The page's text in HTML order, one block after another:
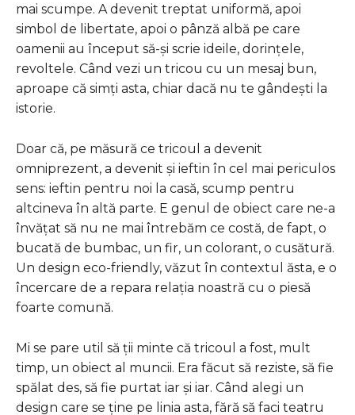
mai scumpe. A devenit treptat uniformă, apoi
simbol de libertate, apoi o pânză albă pe care
oamenii au început să-și scrie ideile, dorințele,
revoltele. Când vezi un tricou cu un mesaj bun,
aproape că simți asta, chiar dacă nu te gândești la
istorie.
Doar că, pe măsură ce tricoul a devenit
omniprezent, a devenit și ieftin în cel mai periculos
sens: ieftin pentru noi la casă, scump pentru
altcineva în altă parte. E genul de obiect care ne-a
învățat să nu ne mai întrebăm ce costă, de fapt, o
bucată de bumbac, un fir, un colorant, o cusătură.
Un design eco-friendly, văzut în contextul ăsta, e o
încercare de a repara relația noastră cu o piesă
foarte comună.
Mi se pare util să ții minte că tricoul a fost, mult
timp, un obiect al muncii. Era făcut să reziste, să fie
spălat des, să fie purtat iar și iar. Când alegi un
design care se ține pe linia asta, fără să faci teatru